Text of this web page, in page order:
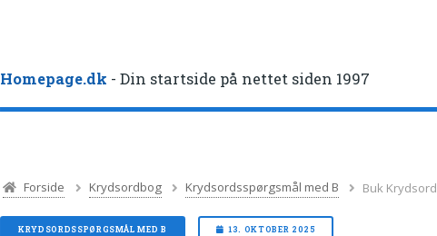
Homepage.dk - Din startside på nettet siden 1997
Forside Krydsordbog Krydsordsspørgsmål med B Buk Krydsord
KRYDSORDSSPØRGSMÅL MED B 13. OKTOBER 2025